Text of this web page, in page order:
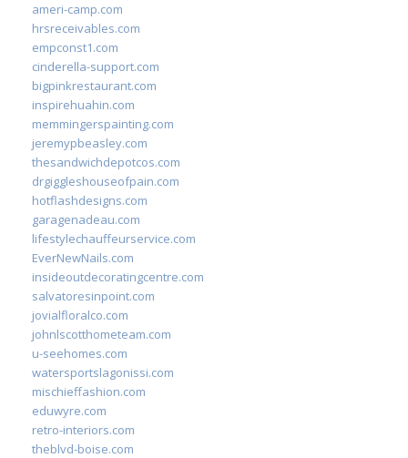
ameri-camp.com
hrsreceivables.com
empconst1.com
cinderella-support.com
bigpinkrestaurant.com
inspirehuahin.com
memmingerspainting.com
jeremypbeasley.com
thesandwichdepotcos.com
drgiggleshouseofpain.com
hotflashdesigns.com
garagenadeau.com
lifestylechauffeurservice.com
EverNewNails.com
insideoutdecoratingcentre.com
salvatoresinpoint.com
jovialfloralco.com
johnlscotthometeam.com
u-seehomes.com
watersportslagonissi.com
mischieffashion.com
eduwyre.com
retro-interiors.com
theblvd-boise.com